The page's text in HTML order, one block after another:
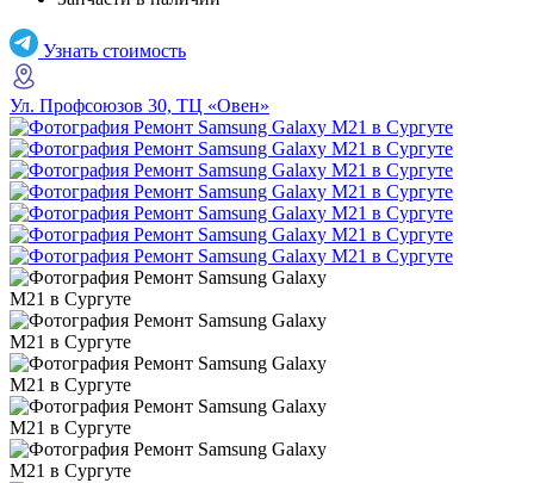
Узнать стоимость
Ул. Профсоюзов 30, ТЦ «Овен»